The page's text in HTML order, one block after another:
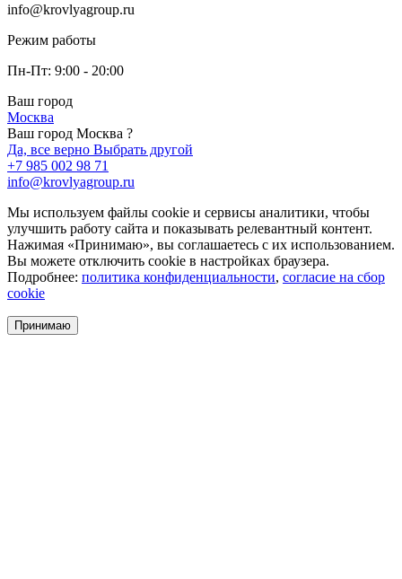
info@krovlyagroup.ru
Режим работы
Пн-Пт: 9:00 - 20:00
Ваш город
Москва
Ваш город Москва ?
Да, все верно Выбрать другой
+7 985 002 98 71
info@krovlyagroup.ru
Мы используем файлы cookie и сервисы аналитики, чтобы
улучшить работу сайта и показывать релевантный контент.
Нажимая «Принимаю», вы соглашаетесь с их использованием.
Вы можете отключить cookie в настройках браузера.
Подробнее: политика конфиденциальности, согласие на сбор
cookie
Принимаю